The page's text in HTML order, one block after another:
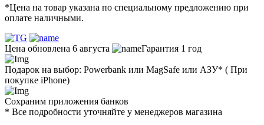
*Цена на товар указана по специальному предложению при
оплате наличными.
Цена обновлена 6 августа Гарантия 1 год
Подарок на выбор: Powerbank или MagSafe или AЗУ* ( При
покупке iPhone)
Сохраним приложения банков
* Все подробности уточняйте у менеджеров магазина